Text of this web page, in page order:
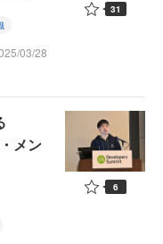
03/28
31
メン
6